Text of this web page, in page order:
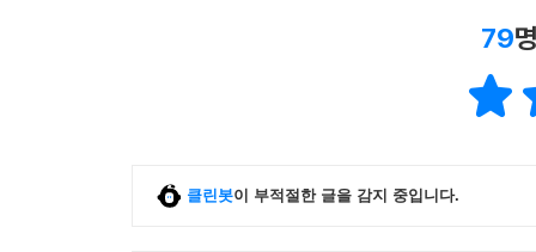
79
클린봇이 부적절한 글을 감지 중입니다.